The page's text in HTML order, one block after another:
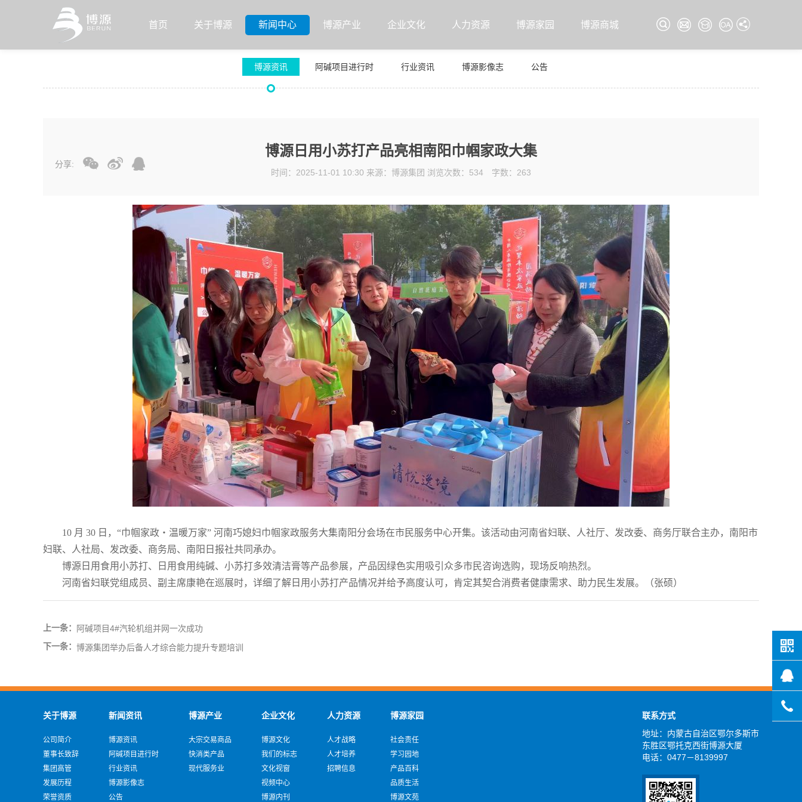
首页 关于博源 新闻中心 博源产业 企业文化 人力资源 博源家园 博源商城
博源资讯 阿碱项目进行时 行业资讯 博源影像志 公告
博源日用小苏打产品亮相南阳巾帼家政大集
时间：2025-11-01 10:30 来源：博源集团 浏览次数：534 字数： 263
分享:
10 月 30 日，“巾帼家政・温暖万家” 河南巧媳妇巾帼家政服务大集南阳分会场在市民服务中心开集。该活动由河南省妇联、人社厅、发改委、商务厅联合主办，南阳市
妇联、人社局、发改委、商务局、南阳日报社共同承办。
博源日用食用小苏打、日用食用纯碱、小苏打多效清洁膏等产品参展，产品因绿色实用吸引众多市民咨询选购，现场反响热烈。
河南省妇联党组成员、副主席康艳在巡展时，详细了解日用小苏打产品情况并给予高度认可，肯定其契合消费者健康需求、助力民生发展。（张硕）
上一条：
阿碱项目4#汽轮机组并网一次成功
下一条： 博源集团举办后备人才综合能力提升专题培训
关于博源
公司简介
董事长致辞
集团高管
发展历程
荣誉资质
新闻资讯
博源资讯
阿碱项目进行时
行业资讯
博源影像志
公告
博源产业
大宗交易商品
快消类产品
现代服务业
企业文化
博源文化
我们的标志
文化视窗
视频中心
博源内刊
人力资源
人才战略
人才培养
招聘信息
博源家园
社会责任
学习园地
产品百科
品质生活
博源文苑
联系方式
地址：内蒙古自治区鄂尔多斯市
东胜区鄂托克西街博源大厦
电话：0477－8139997